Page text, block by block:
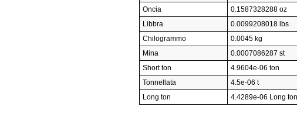
Oncia
0.1587328288 oz
Libbra
0.0099208018 lbs
Chilogrammo
0.0045 kg
Mina
0.0007086287 st
Short ton
4.9604e-06 ton
Tonnellata
4.5e-06 t
Long ton
4.4289e-06 Long